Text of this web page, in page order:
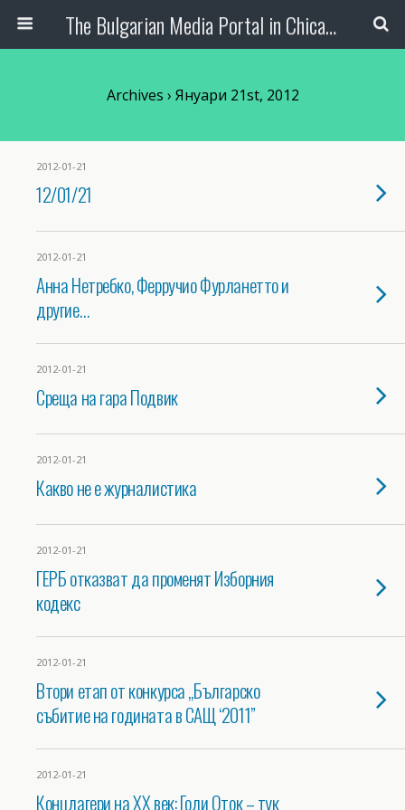
The Bulgarian Media Portal in Chicago
Archives › Януари 21st, 2012
2012-01-21
12/01/21
2012-01-21
Анна Нетребко, Ферручио Фурланетто и
другие…
2012-01-21
Среща на гара Подвик
2012-01-21
Какво не е журналистика
2012-01-21
ГЕРБ отказват да променят Изборния
кодекс
2012-01-21
Втори етап от конкурса „Българско
събитие на годината в САЩ ‘2011”
2012-01-21
Концлагери на XX век: Голи Оток – тук